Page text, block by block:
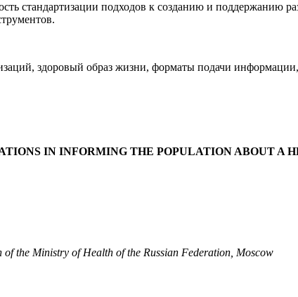
стандартизации подходов к созданию и поддержанию
здоровый образ жизни, форматы подачи информации,
IN INFORMING THE POPULATION ABOUT A
of the Ministry of Health of the Russian Federation, Moscow